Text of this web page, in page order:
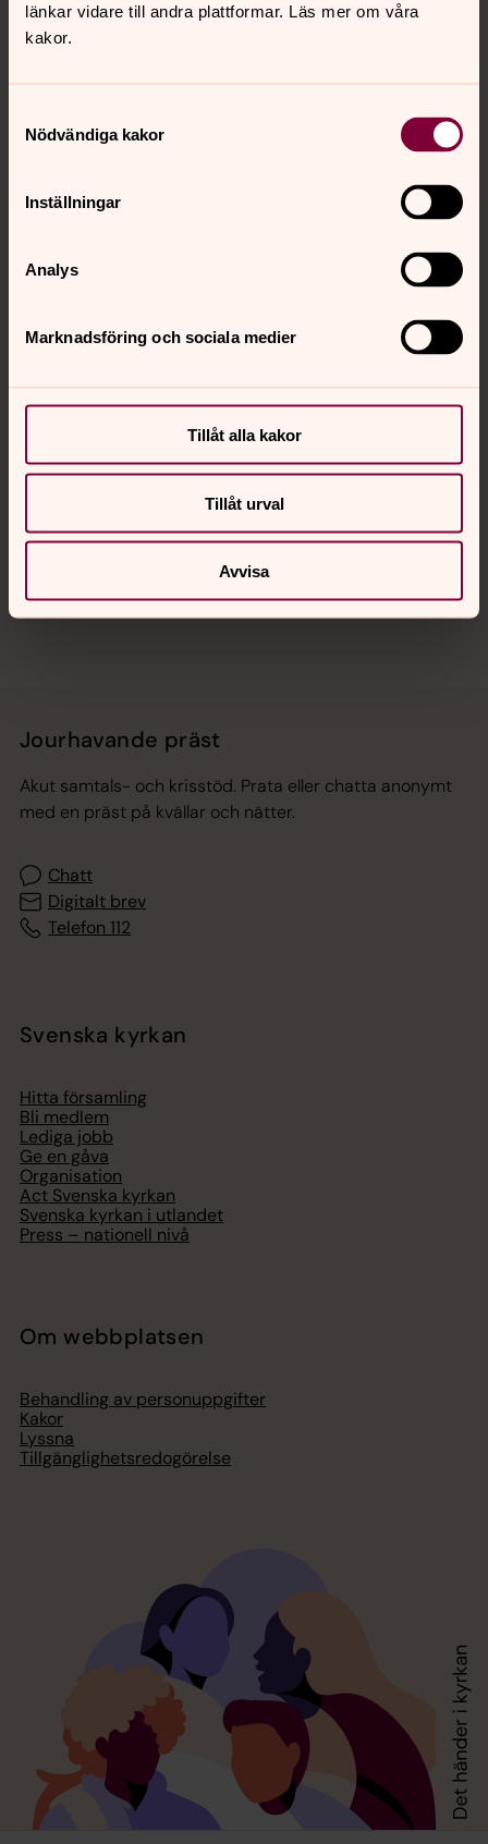
länkar vidare till andra plattformar. Läs mer om våra
kakor.
Nödvändiga kakor
Inställningar
Analys
Marknadsföring och sociala medier
Tillåt alla kakor
Tillåt urval
Avvisa
Senast ändrad 2 december 2022
Synpunkter eller frågor på sidans
Dela
Tillbaka till toppen
Tillbaka till innehållet
Kalender
Hitta snabbt
Jourhavande präst
Akut samtals- och krisstöd. Prata eller chatta anonymt
med en präst på kvällar och nätter.
Chatt
Digitalt brev
Telefon 112
Svenska kyrkan
Hitta församling
Bli medlem
Lediga jobb
Ge en gåva
Organisation
Act Svenska kyrkan
Svenska kyrkan i utlandet
Press – nationell nivå
Om webbplatsen
Behandling av personuppgifter
Kakor
Lyssna
Tillgänglighetsredogörelse